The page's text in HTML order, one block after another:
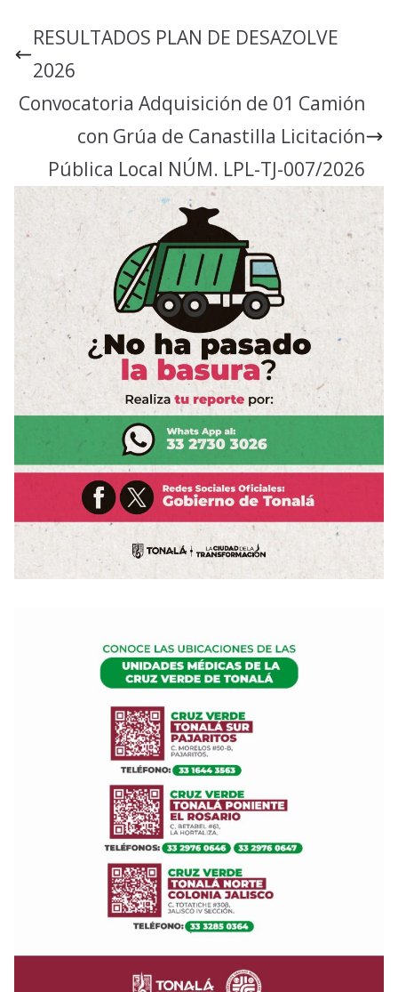
RESULTADOS PLAN DE DESAZOLVE
2026
Convocatoria Adquisición de 01 Camión
con Grúa de Canastilla Licitación
Pública Local NÚM. LPL-TJ-007/2026